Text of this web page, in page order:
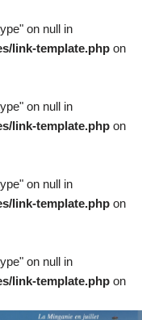
on null in
link-template.php on
on null in
link-template.php on
on null in
link-template.php on
on null in
link-template.php on